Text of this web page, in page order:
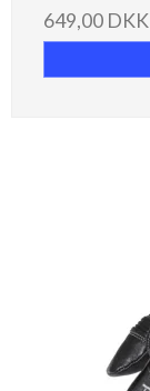
649,00 DKK